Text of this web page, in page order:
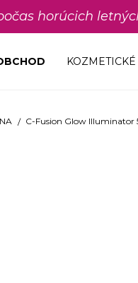
horúcich
C-Fusion Glow Illuminator